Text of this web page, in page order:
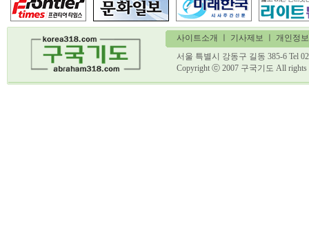
사이트소개 기사제보 ㅣ 개인정
서울 특별시 강동구 길동 385-6 Tel
Copyright ⓒ 2007 구국기도 All